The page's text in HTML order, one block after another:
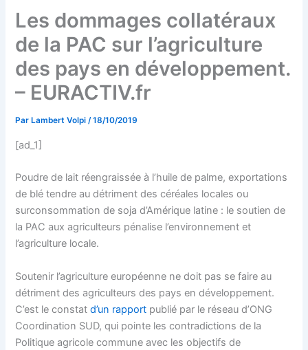
Les dommages collatéraux
de la PAC sur l’agriculture
des pays en développement.
– EURACTIV.fr
Par Lambert Volpi/18/10/2019
[ad_1]
Poudre de lait réengraissée à l’huile de palme, exportations
de blé tendre au détriment des céréales locales ou
surconsommation de soja d’Amérique latine : le soutien de
la PAC aux agriculteurs pénalise l’environnement et
l’agriculture locale.
Soutenir l’agriculture européenne ne doit pas se faire au
détriment des agriculteurs des pays en développement.
C’est le constatd’un rapport publié par le réseau d’ONG
Coordination SUD, qui pointe les contradictions de la
Politique agricole commune avec les objectifs de